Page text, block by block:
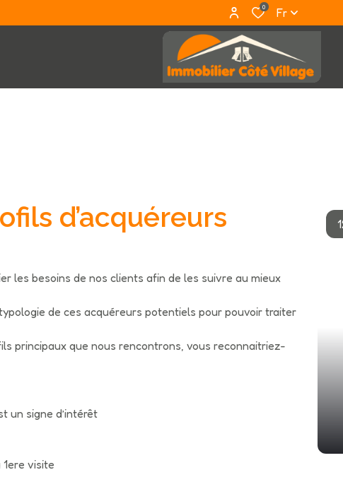
0 Fr
d’acquéreurs
les besoins de nos clients afin de les suivre au mieux
de ces acquéreurs potentiels pour pouvoir traiter
principaux que nous rencontrons, vous reconnaitriez-
un signe d’intérêt
visite